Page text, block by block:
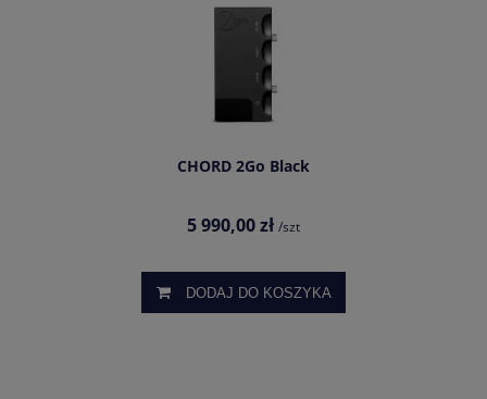
CHORD 2Go Black
5 990,00 zł /szt
DODAJ DO KOSZYKA